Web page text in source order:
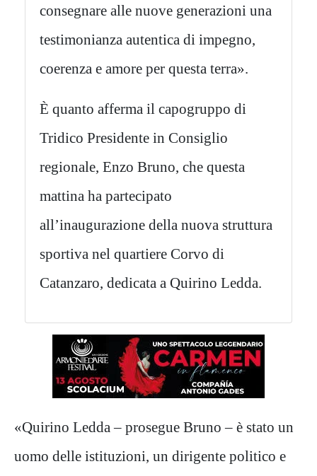
consegnare alle nuove generazioni una
testimonianza autentica di impegno,
coerenza e amore per questa terra».
È quanto afferma il capogruppo di
Tridico Presidente in Consiglio
regionale, Enzo Bruno, che questa
mattina ha partecipato
all’inaugurazione della nuova struttura
sportiva nel quartiere Corvo di
Catanzaro, dedicata a Quirino Ledda.
«Quirino Ledda – prosegue Bruno – è stato un
uomo delle istituzioni, un dirigente politico e